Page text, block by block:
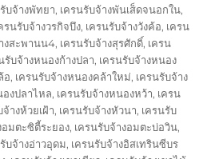
บจ้างพัทยา, เครนรับจ้างพันเส็ดจนอกใน,
รนรับจ้างวรกิจบึง, เครนรับจ้างวังค้อ, เครน
งสะพานน4, เครนรับจ้างสุรศักดิ์, เครน
รับจ้างหนองก้างปลา, เครนรับจ้างหนอง
อ, เครนรับจ้างหนองคล้าใหม่, เครนรับจ้าง
องปลาไหล, เครนรับจ้างหนองหว้า, เครน
จ้างห้วยเฝ้า, เครนรับจ้างหัวนา, เครนรับ
อมตะซิตี้ระยอง, เครนรับจ้างอมตะบ่อวิน,
บจ้างอ่าวอุดม, เครนรับจ้างอิสเทรินซีบร